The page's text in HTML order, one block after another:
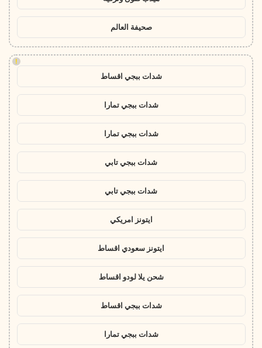
صحيفة العالم
!
شدات ببجي اقساط
شدات ببجي تمارا
شدات ببجي تمارا
شدات ببجي تابي
شدات ببجي تابي
ايتونز امريكي
ايتونز سعودي اقساط
شحن يلا لودو اقساط
شدات ببجي اقساط
شدات ببجي تمارا